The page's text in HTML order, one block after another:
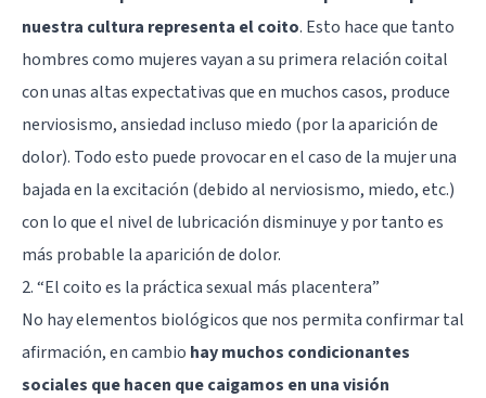
nuestra cultura representa el coito. Esto hace que tanto
hombres como mujeres vayan a su primera relación coital
con unas altas expectativas que en muchos casos, produce
nerviosismo, ansiedad incluso miedo (por la aparición de
dolor). Todo esto puede provocar en el caso de la mujer una
bajada en la excitación (debido al nerviosismo, miedo, etc.)
con lo que el nivel de lubricación disminuye y por tanto es
más probable la aparición de dolor.
2. “El coito es la práctica sexual más placentera”
No hay elementos biológicos que nos permita confirmar tal
afirmación, en cambio hay muchos condicionantes
sociales que hacen que caigamos en una visión